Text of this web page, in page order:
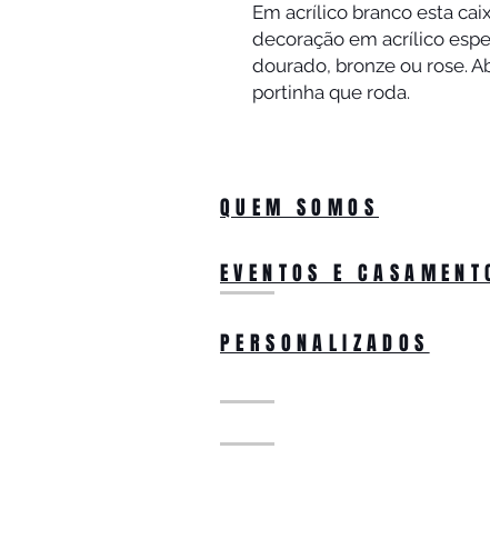
Em acrílico branco esta
decoração em acrílico
dourado, bronze ou rose.
portinha que roda.
QUEM SOMOS
EVENTOS E
PERSONALIZADOS